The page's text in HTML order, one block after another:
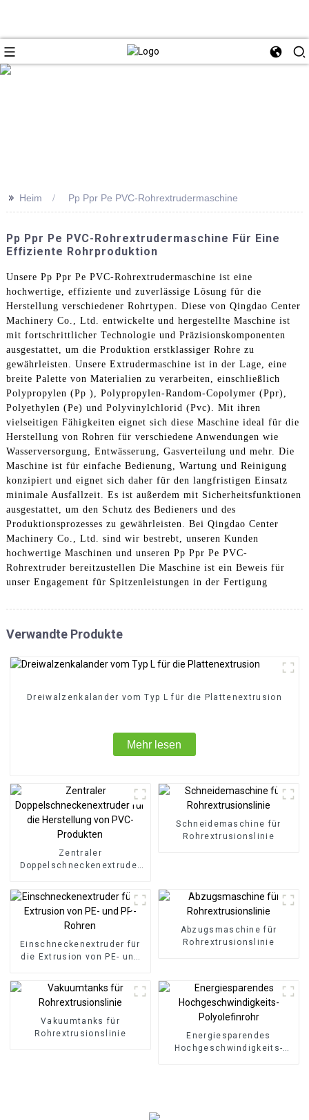
>> Heim Pp Ppr Pe PVC-Rohrextrudermaschine
Pp Ppr Pe PVC-Rohrextrudermaschine Für Eine
Effiziente Rohrproduktion
Unsere Pp Ppr Pe PVC-Rohrextrudermaschine ist eine
hochwertige, effiziente und zuverlässige Lösung für die
Herstellung verschiedener Rohrtypen. Diese von Qingdao Center
Machinery Co., Ltd. entwickelte und hergestellte Maschine ist
mit fortschrittlicher Technologie und Präzisionskomponenten
ausgestattet, um die Produktion erstklassiger Rohre zu
gewährleisten. Unsere Extrudermaschine ist in der Lage, eine
breite Palette von Materialien zu verarbeiten, einschließlich
Polypropylen (Pp ), Polypropylen-Random-Copolymer (Ppr),
Polyethylen (Pe) und Polyvinylchlorid (Pvc). Mit ihren
vielseitigen Fähigkeiten eignet sich diese Maschine ideal für die
Herstellung von Rohren für verschiedene Anwendungen wie
Wasserversorgung, Entwässerung, Gasverteilung und mehr. Die
Maschine ist für einfache Bedienung, Wartung und Reinigung
konzipiert und eignet sich daher für den langfristigen Einsatz
minimale Ausfallzeit. Es ist außerdem mit Sicherheitsfunktionen
ausgestattet, um den Schutz des Bedieners und des
Produktionsprozesses zu gewährleisten. Bei Qingdao Center
Machinery Co., Ltd. sind wir bestrebt, unseren Kunden
hochwertige Maschinen und unseren Pp Ppr Pe PVC-
Rohrextruder bereitzustellen Die Maschine ist ein Beweis für
unser Engagement für Spitzenleistungen in der Fertigung
Verwandte Produkte
Dreiwalzenkalander vom Typ L für die Plattenextrusion
Mehr lesen
Zentraler
Doppelschneckenextruder
Schneidemaschine für
Rohrextrusionslinie
Einschneckenextruder für
die Extrusion von PE- und
Abzugsmaschine für
Rohrextrusionslinie
Vakuumtanks für
Rohrextrusionslinie
Energiesparendes
Hochgeschwindigkeits-